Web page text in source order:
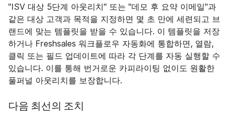
"ISV 대상 5단계 아웃리치" 또는 "데모 후 요약 이메일"과
같은 대상 고객과 목적을 지정하면 몇 초 만에 세련되고 브
랜드에 맞는 템플릿을 받을 수 있습니다. 이 템플릿을 저장
하거나 Freshsales 워크플로우 자동화에 통합하면, 열람,
클릭 또는 필드 업데이트에 따라 각 단계를 자동 실행할 수
있습니다. 이를 통해 번거로운 카피라이팅 없이도 원활한
풀퍼널 아웃리치를 보장합니다.
다음 최선의 조치